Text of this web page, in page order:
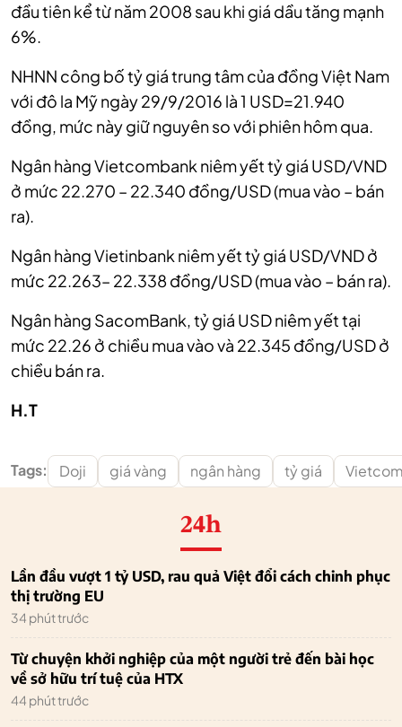
đầu tiên kể từ năm 2008 sau khi giá dầu tăng mạnh
6%.
NHNN công bố tỷ giá trung tâm của đồng Việt Nam
với đô la Mỹ ngày 29/9/2016 là 1 USD=21.940
đồng, mức này giữ nguyên so với phiên hôm qua.
Ngân hàng Vietcombank niêm yết tỷ giá USD/VND
ở mức 22.270 – 22.340 đồng/USD (mua vào – bán
ra).
Ngân hàng Vietinbank niêm yết tỷ giá USD/VND ở
mức 22.263– 22.338 đồng/USD (mua vào – bán ra).
Ngân hàng SacomBank, tỷ giá USD niêm yết tại
mức 22.26 ở chiều mua vào và 22.345 đồng/USD ở
chiều bán ra.
H.T
Tags: Doji giá vàng ngân hàng tỷ giá
24h
Lần đầu vượt 1 tỷ USD, rau quả Việt đổi cách chinh phục
thị trường EU
34 phút trước
Từ chuyện khởi nghiệp của một người trẻ đến bài học
về sở hữu trí tuệ của HTX
44 phút trước